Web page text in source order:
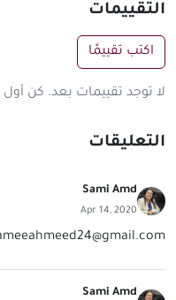
التقييمات
اكتب تقييمًا
لا توجد تقييمات بعد. كن
التعليقات
Sami Amd
Apr 14, 2020
Sami Amd